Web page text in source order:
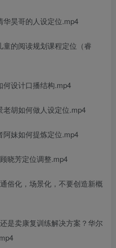
华昊哥的人设定位.mp4
的阅读规划课程定位（睿
何设计口播结构.mp4
胡如何做人设定位.mp4
阿妹如何提炼定位.mp4
晓芳定位调整.mp4
俗化，场景化，不要创造新概
是卖康复训练解决方案？华尔